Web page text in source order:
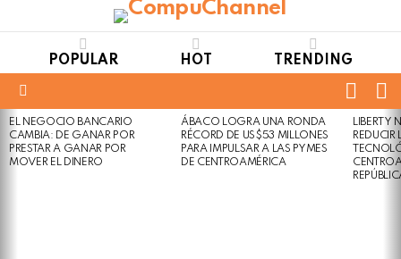
POPULAR HOT TRENDING
LATEST
STORIES
EL NEGOCIO BANCARIO
CAMBIA: DE GANAR POR
PRESTAR A GANAR POR
MOVER EL DINERO
Not
Safe
For
Click
to
view
ÁBACO LOGRA UNA RONDA
RÉCORD DE US$53 MILLONES
PARA IMPULSAR A LAS PYMES
DE CENTROAMÉRICA
LIBERTY
REDUCIR